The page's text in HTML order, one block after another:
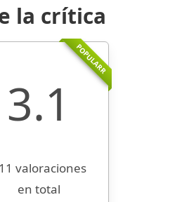
la crítica
POPULARR
3.1
valoraciones
en total